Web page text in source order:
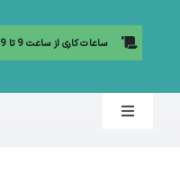
ساعات کاری از ساعت 9 تا 19 تمامی ایام هفته
Toggle